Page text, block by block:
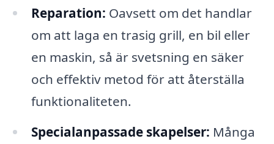
Reparation: Oavsett om det handlar
om att laga en trasig grill, en bil eller
en maskin, så är svetsning en säker
och effektiv metod för att återställa
funktionaliteten.
Specialanpassade skapelser: Många